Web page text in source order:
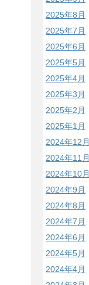
2025年8月
2025年7月
2025年6月
2025年5月
2025年4月
2025年3月
2025年2月
2025年1月
2024年12月
2024年11月
2024年10月
2024年9月
2024年8月
2024年7月
2024年6月
2024年5月
2024年4月